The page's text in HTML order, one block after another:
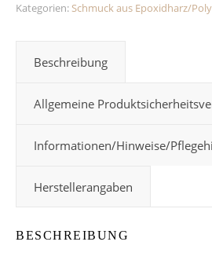
Kategorien: Schmuck aus Epoxidharz/
Beschreibung
Allgemeine
Informationen/Hinweise/
Herstellerangaben
BESCHREIBUNG